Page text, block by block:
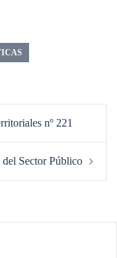
nº 221
Sector Público